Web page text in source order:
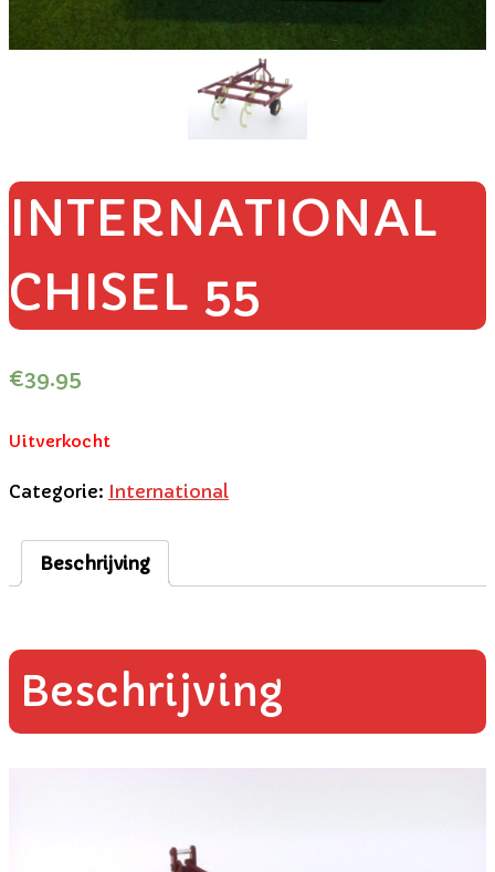
INTERNATIONAL
CHISEL 55
€39.95
Uitverkocht
Categorie: International
Beschrijving
Beschrijving